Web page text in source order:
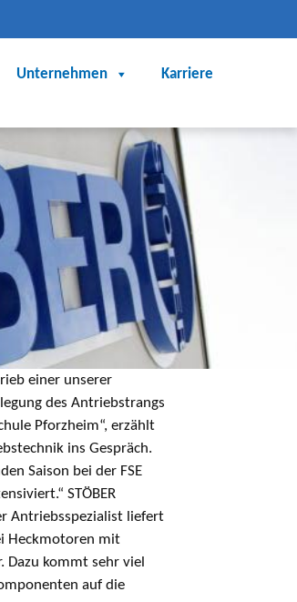
Unternehmen Karriere
einer unserer
des Antriebstrangs
Pforzheim“, erzählt
ins Gespräch.
Saison bei der FSE
STÖBER
Antriebsspezialist liefert
Heckmotoren mit
kommt sehr viel
auf die